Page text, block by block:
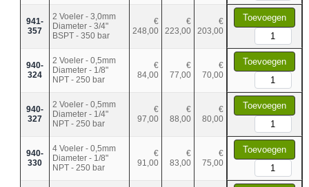
941-
357
2 Voeler - 3,0mm
Diameter - 3/4"
BSPT - 350 bar
€
248,00
€
223,00
€
203,00
Toevoegen
940-
324
2 Voeler - 0,5mm
Diameter - 1/8"
NPT - 250 bar
€
84,00
€
77,00
€
70,00
Toevoegen
940-
327
2 Voeler - 0,5mm
Diameter - 1/4"
NPT - 250 bar
€
97,00
€
88,00
€
80,00
Toevoegen
940-
330
4 Voeler - 0,5mm
Diameter - 1/8"
NPT - 250 bar
€
91,00
€
83,00
€
75,00
Toevoegen